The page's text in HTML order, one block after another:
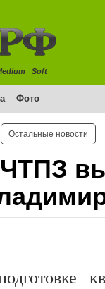
Soft
Фото
Остальные новости